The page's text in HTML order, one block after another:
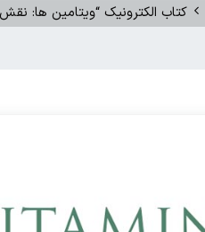
کتاب الکترونیک “ویتامین ها: